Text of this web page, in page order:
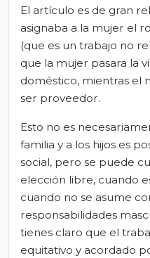
El artículo es de gran
asignaba a la mujer el
(que es un trabajo no
que la mujer pasara la
doméstico, mientras el
ser proveedor.
Esto no es
familia y a los hijos es
social, pero se puede
elección libre, cuando
cuando no se asume
responsabilidades
tienes claro que el
equitativo y acordado